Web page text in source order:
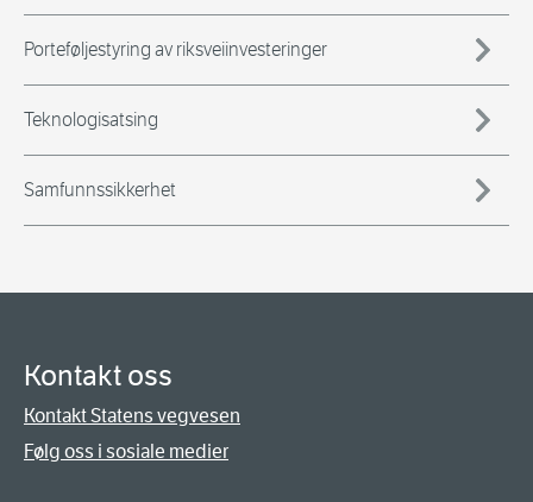
Porteføljestyring av riksveiinvesteringer
Teknologisatsing
Samfunnssikkerhet
Kontakt oss
Kontakt Statens vegvesen
Følg oss i sosiale medier